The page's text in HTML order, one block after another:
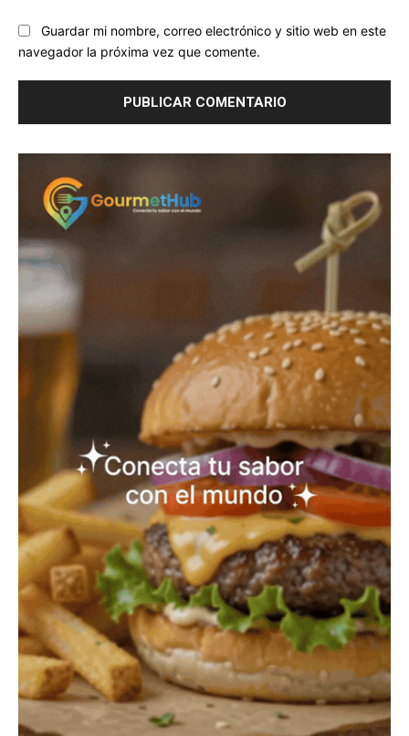
Guardar mi nombre, correo electrónico y sitio web en este
navegador la próxima vez que comente.